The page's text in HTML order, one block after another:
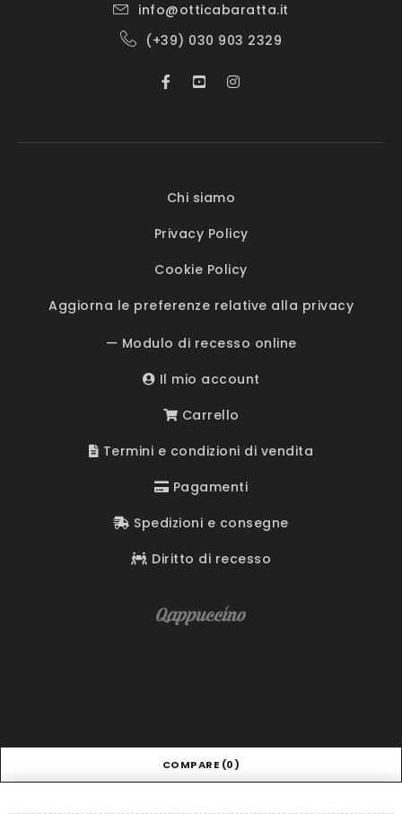
info@otticabaratta.it
(+39) 030 903 2329
Chi siamo
Privacy Policy
Cookie Policy
Aggiorna le preferenze relative alla privacy
— Modulo di recesso online
Il mio account
Carrello
Termini e condizioni di vendita
Pagamenti
Spedizioni e consegne
Diritto di recesso
COMPARE (0)